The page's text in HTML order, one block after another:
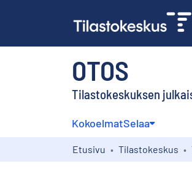
OTOS
Tilastokeskuksen
KokoelmatSelaa
Etusivu Tilastokeskus